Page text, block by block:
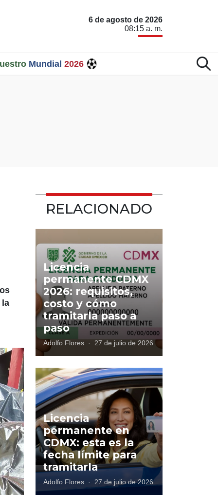
6 de agosto de 2026
08:15 a. m.
Mundial 2026
la
RELACIONADO
Licencia
permanente CDMX
2026: requisitos,
costo y cómo
tramitarla paso a
paso
Adolfo Flores · 27 de julio de 2026
Licencia
permanente en
CDMX: esta es la
fecha límite para
tramitarla
Adolfo Flores · 27 de julio de 2026